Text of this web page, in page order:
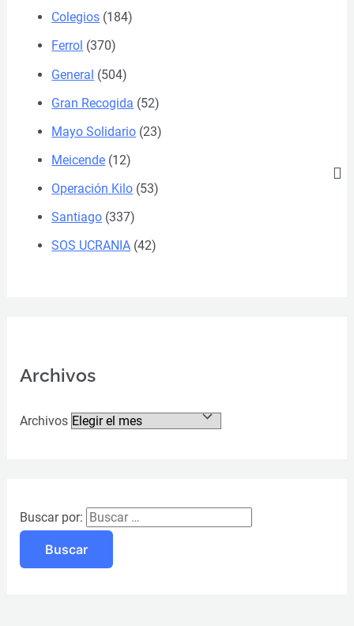
Colegios (184)
Ferrol (370)
General (504)
Gran Recogida (52)
Mayo Solidario (23)
Meicende (12)
Operación Kilo (53)
Santiago (337)
SOS UCRANIA (42)
Archivos
Archivos
Buscar por: